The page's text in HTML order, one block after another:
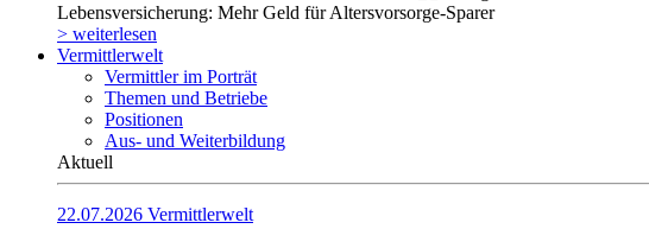
Lebensversicherung: Mehr Geld für Altersvorsorge-Sparer
> weiterlesen
Vermittlerwelt
Vermittler im Porträt
Themen und Betriebe
Positionen
Aus- und Weiterbildung
Aktuell
22.07.2026 Vermittlerwelt